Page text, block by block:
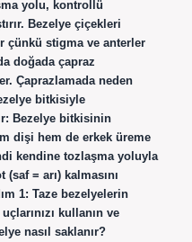
yolu, kontrollü
Bezelye çiçekleri
çünkü stigma ve anterler
doğada çapraz
Çaprazlamada neden
bitkisiyle
Bezelye bitkisinin
dişi hem de erkek üreme
kendine tozlaşma yoluyla
= arı) kalmasını
1: Taze bezelyelerin
kullanın ve
nasıl saklanır?